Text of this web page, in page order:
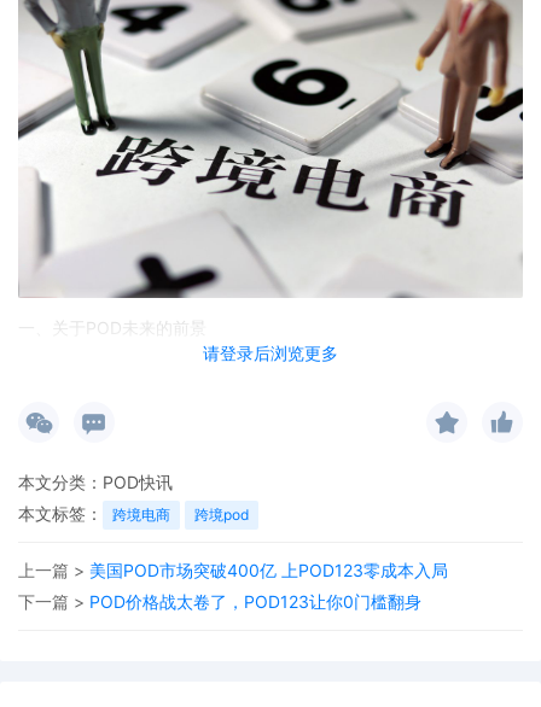
请登录后浏览更多
一、关于POD未来的前景
全球化的本质是本地化，而这很好的吻合POD模式的底层逻辑供应
二、卖家角度该怎么做
目前的POD行业内卷严重，意味着这个行业难度提高了，卖家们要
往高专业化发展，更注重产品创新，图案创新，为消费者提供更多
三、工厂该怎么选
POD爆火引起了一大批不专业的工厂跟风，会导致一系列售后问
本文分类： POD快讯
本文标签：
跨境电商 跨境pod
上一篇 > 美国POD市场突破400亿 上POD123零成本入局
下一篇 > POD价格战太卷了，POD123让你0门槛翻身